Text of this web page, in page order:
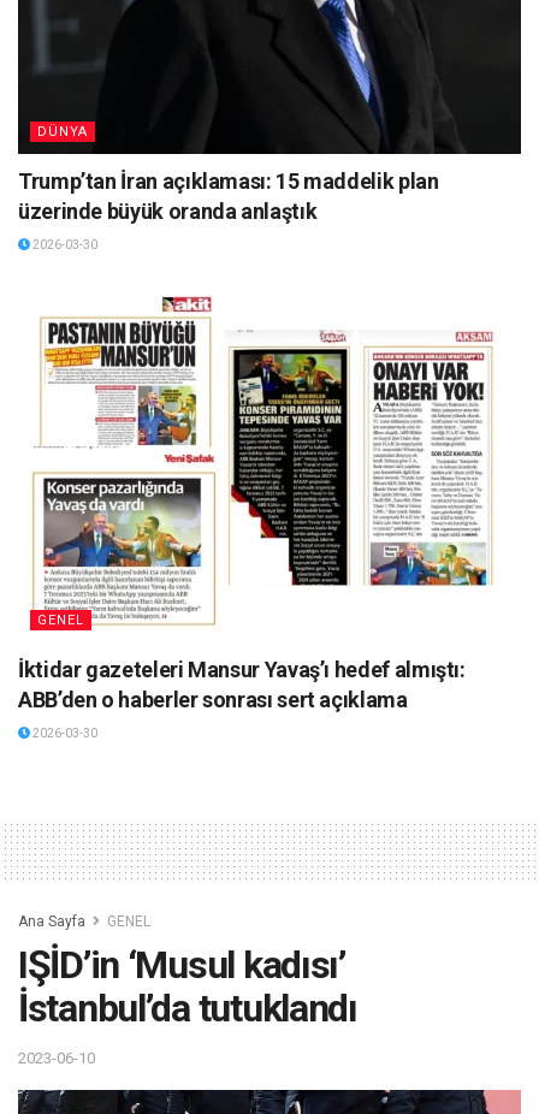
DÜNYA
Trump’tan İran açıklaması: 15 maddelik plan
üzerinde büyük oranda anlaştık
2026-03-30
GENEL
İktidar gazeteleri Mansur Yavaş’ı hedef almıştı:
ABB’den o haberler sonrası sert açıklama
2026-03-30
Ana Sayfa GENEL
IŞİD’in ‘Musul kadısı’
İstanbul’da tutuklandı
2023-06-10